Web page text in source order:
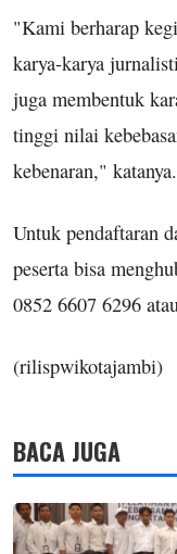
"Kami berharap
karya-karya
juga membentuk
tinggi nilai
kebenaran," katanya.
Untuk pendaftaran
peserta bisa
0852 6607 6296
(rilispwikotajambi)
BACA JUGA